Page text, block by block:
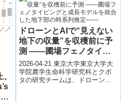
ドローンとAIで“見えない
地下の収量”を収穫前に予
測 ――圃場フェノタイピ
ングと成長モデルを統合し
た地下部の時系列推定――
2026-04-21 東京大学東京大学大
学院農学生命科学研究科とクボ
タの研究チームは、ドローンと